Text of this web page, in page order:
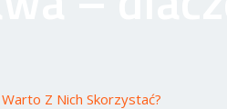
Z Nich Skorzystać?